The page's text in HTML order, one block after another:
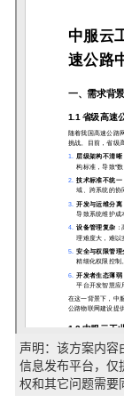
声明：该方案内
信息发布平台，仅
权和其它问题需要